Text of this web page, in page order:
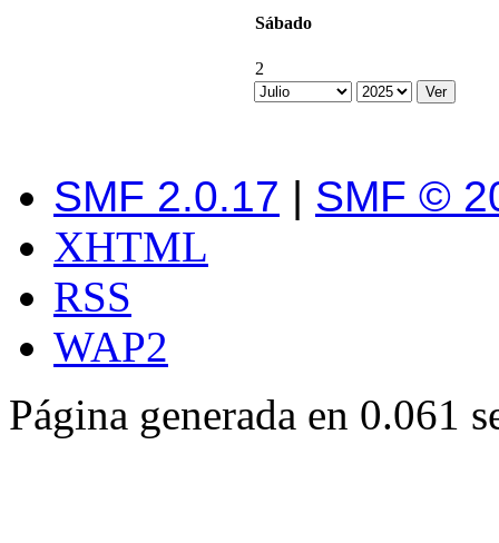
Sábado
2
SMF 2.0.17 | SMF ©
XHTML
RSS
WAP2
Página generada en 0.061